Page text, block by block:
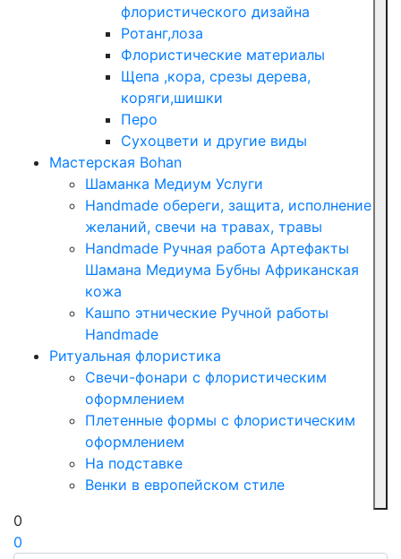
флористического дизайна
Ротанг,лоза
Флористические материалы
Щепа ,кора, срезы дерева,
коряги,шишки
Перо
Сухоцвети и другие виды
Мастерская Bohan
Шаманка Медиум Услуги
Handmade обереги, защита, исполнение
желаний, свечи на травах, травы
Handmade Ручная работа Артефакты
Шамана Медиума Бубны Африканская
кожа
Кашпо этнические Ручной работы
Handmade
Ритуальная флористика
Свечи-фонари с флористическим
оформлением
Плетенные формы с флористическим
оформлением
На подставке
Венки в европейском стиле
0
0